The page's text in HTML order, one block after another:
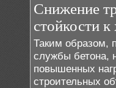
Снижение
стойкости
Таким образом,
службы бетона,
повышенных
строительных